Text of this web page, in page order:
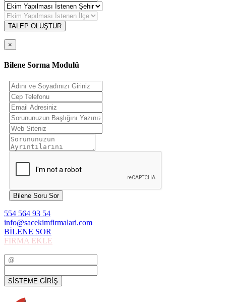
TALEP OLUŞTUR
×
Bilene Sorma Modulü
Bilene Soru Sor
554 564 93 54
info@sacekimfirmalari.com
BİLENE SOR
FİRMA EKLE
SİSTEME GİRİŞ